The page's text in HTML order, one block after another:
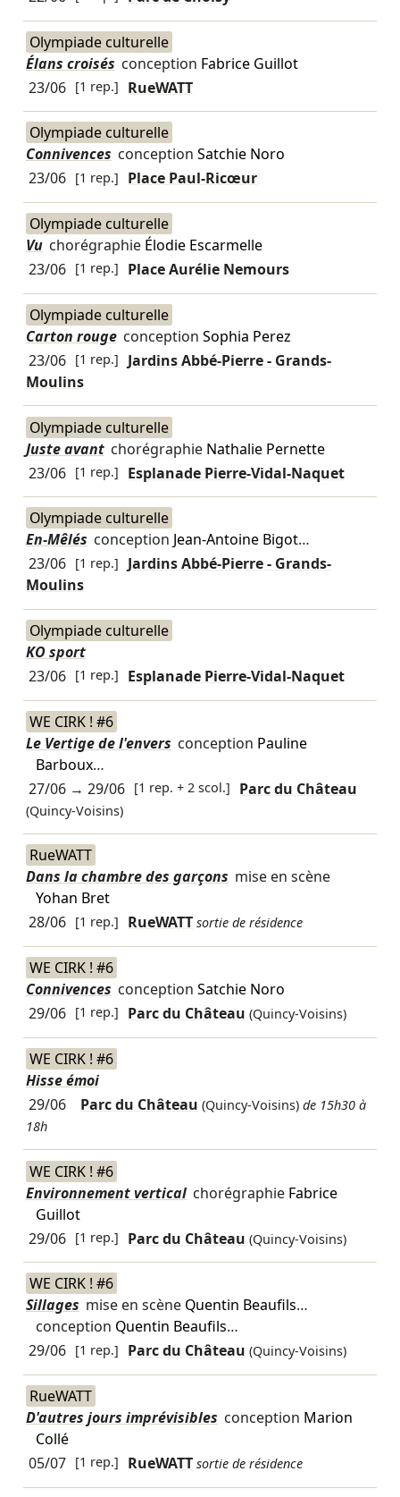
Olympiade culturelle
Élans croisés conception Fabrice Guillot
23/06 [1 rep.] RueWATT
Olympiade culturelle
Connivences conception Satchie Noro
23/06 [1 rep.] Place Paul-Ricœur
Olympiade culturelle
Vu chorégraphie Élodie Escarmelle
23/06 [1 rep.] Place Aurélie Nemours
Olympiade culturelle
Carton rouge conception Sophia Perez
23/06 [1 rep.]
Jardins Abbé-Pierre - Grands-
Moulins
Olympiade culturelle
Juste avant chorégraphie Nathalie Pernette
23/06 [1 rep.] Esplanade Pierre-Vidal-Naquet
Olympiade culturelle
En-Mêlés conception Jean-Antoine Bigot…
23/06 [1 rep.] Jardins Abbé-Pierre - Grands-
Moulins
Olympiade culturelle
KO sport
23/06 [1 rep.] Esplanade Pierre-Vidal-Naquet
WE CIRK ! #6
Le Vertige de l'envers conception Pauline
Barboux…
27/06→ 29/06 [1 rep. + 2 scol.] Parc du Château
(Quincy-Voisins)
RueWATT
Dans la chambre des garçons mise en scène
Yohan Bret
28/06 [1 rep.] RueWATT sortie de résidence
WE CIRK ! #6
Connivences conception Satchie Noro
29/06 [1 rep.] Parc du Château (Quincy-Voisins)
WE CIRK ! #6
Hisse émoi
29/06
Parc du Château (Quincy-Voisins) de 15h30 à
18h
WE CIRK ! #6
Environnement vertical chorégraphie Fabrice
Guillot
29/06 [1 rep.] Parc du Château (Quincy-Voisins)
WE CIRK ! #6
Sillages mise en scène Quentin Beaufils…
conception Quentin Beaufils…
29/06 [1 rep.] Parc du Château (Quincy-Voisins)
RueWATT
D'autres jours imprévisibles conception Marion
Collé
05/07 [1 rep.] RueWATT sortie de résidence